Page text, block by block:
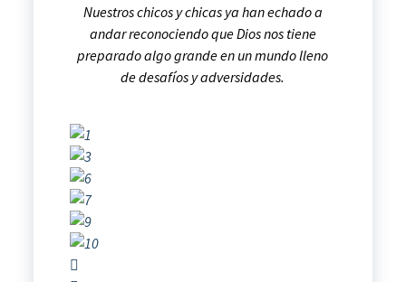
Nuestros chicos y chicas ya han echado a
andar reconociendo que Dios nos tiene
preparado algo grande en un mundo lleno
de desafíos y adversidades.